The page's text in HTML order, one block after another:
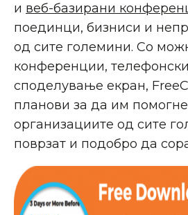
и веб-базирани
поединци, бизниси и
од сите големини. Со
конференции,
споделување екран,
планови за да им
организациите од сите
поврзат и подобро да